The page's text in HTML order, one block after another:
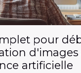
pour
d'images
artificielle